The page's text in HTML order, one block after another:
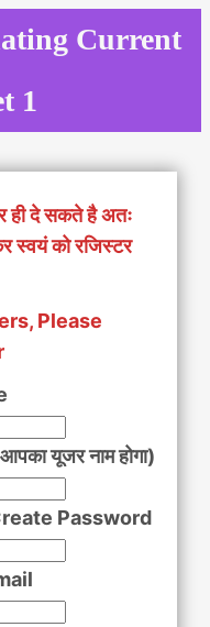
Current
1
ही दे सकते है अतः
स्वयं को रजिस्टर
Please
यूजर नाम होगा)
Create Password